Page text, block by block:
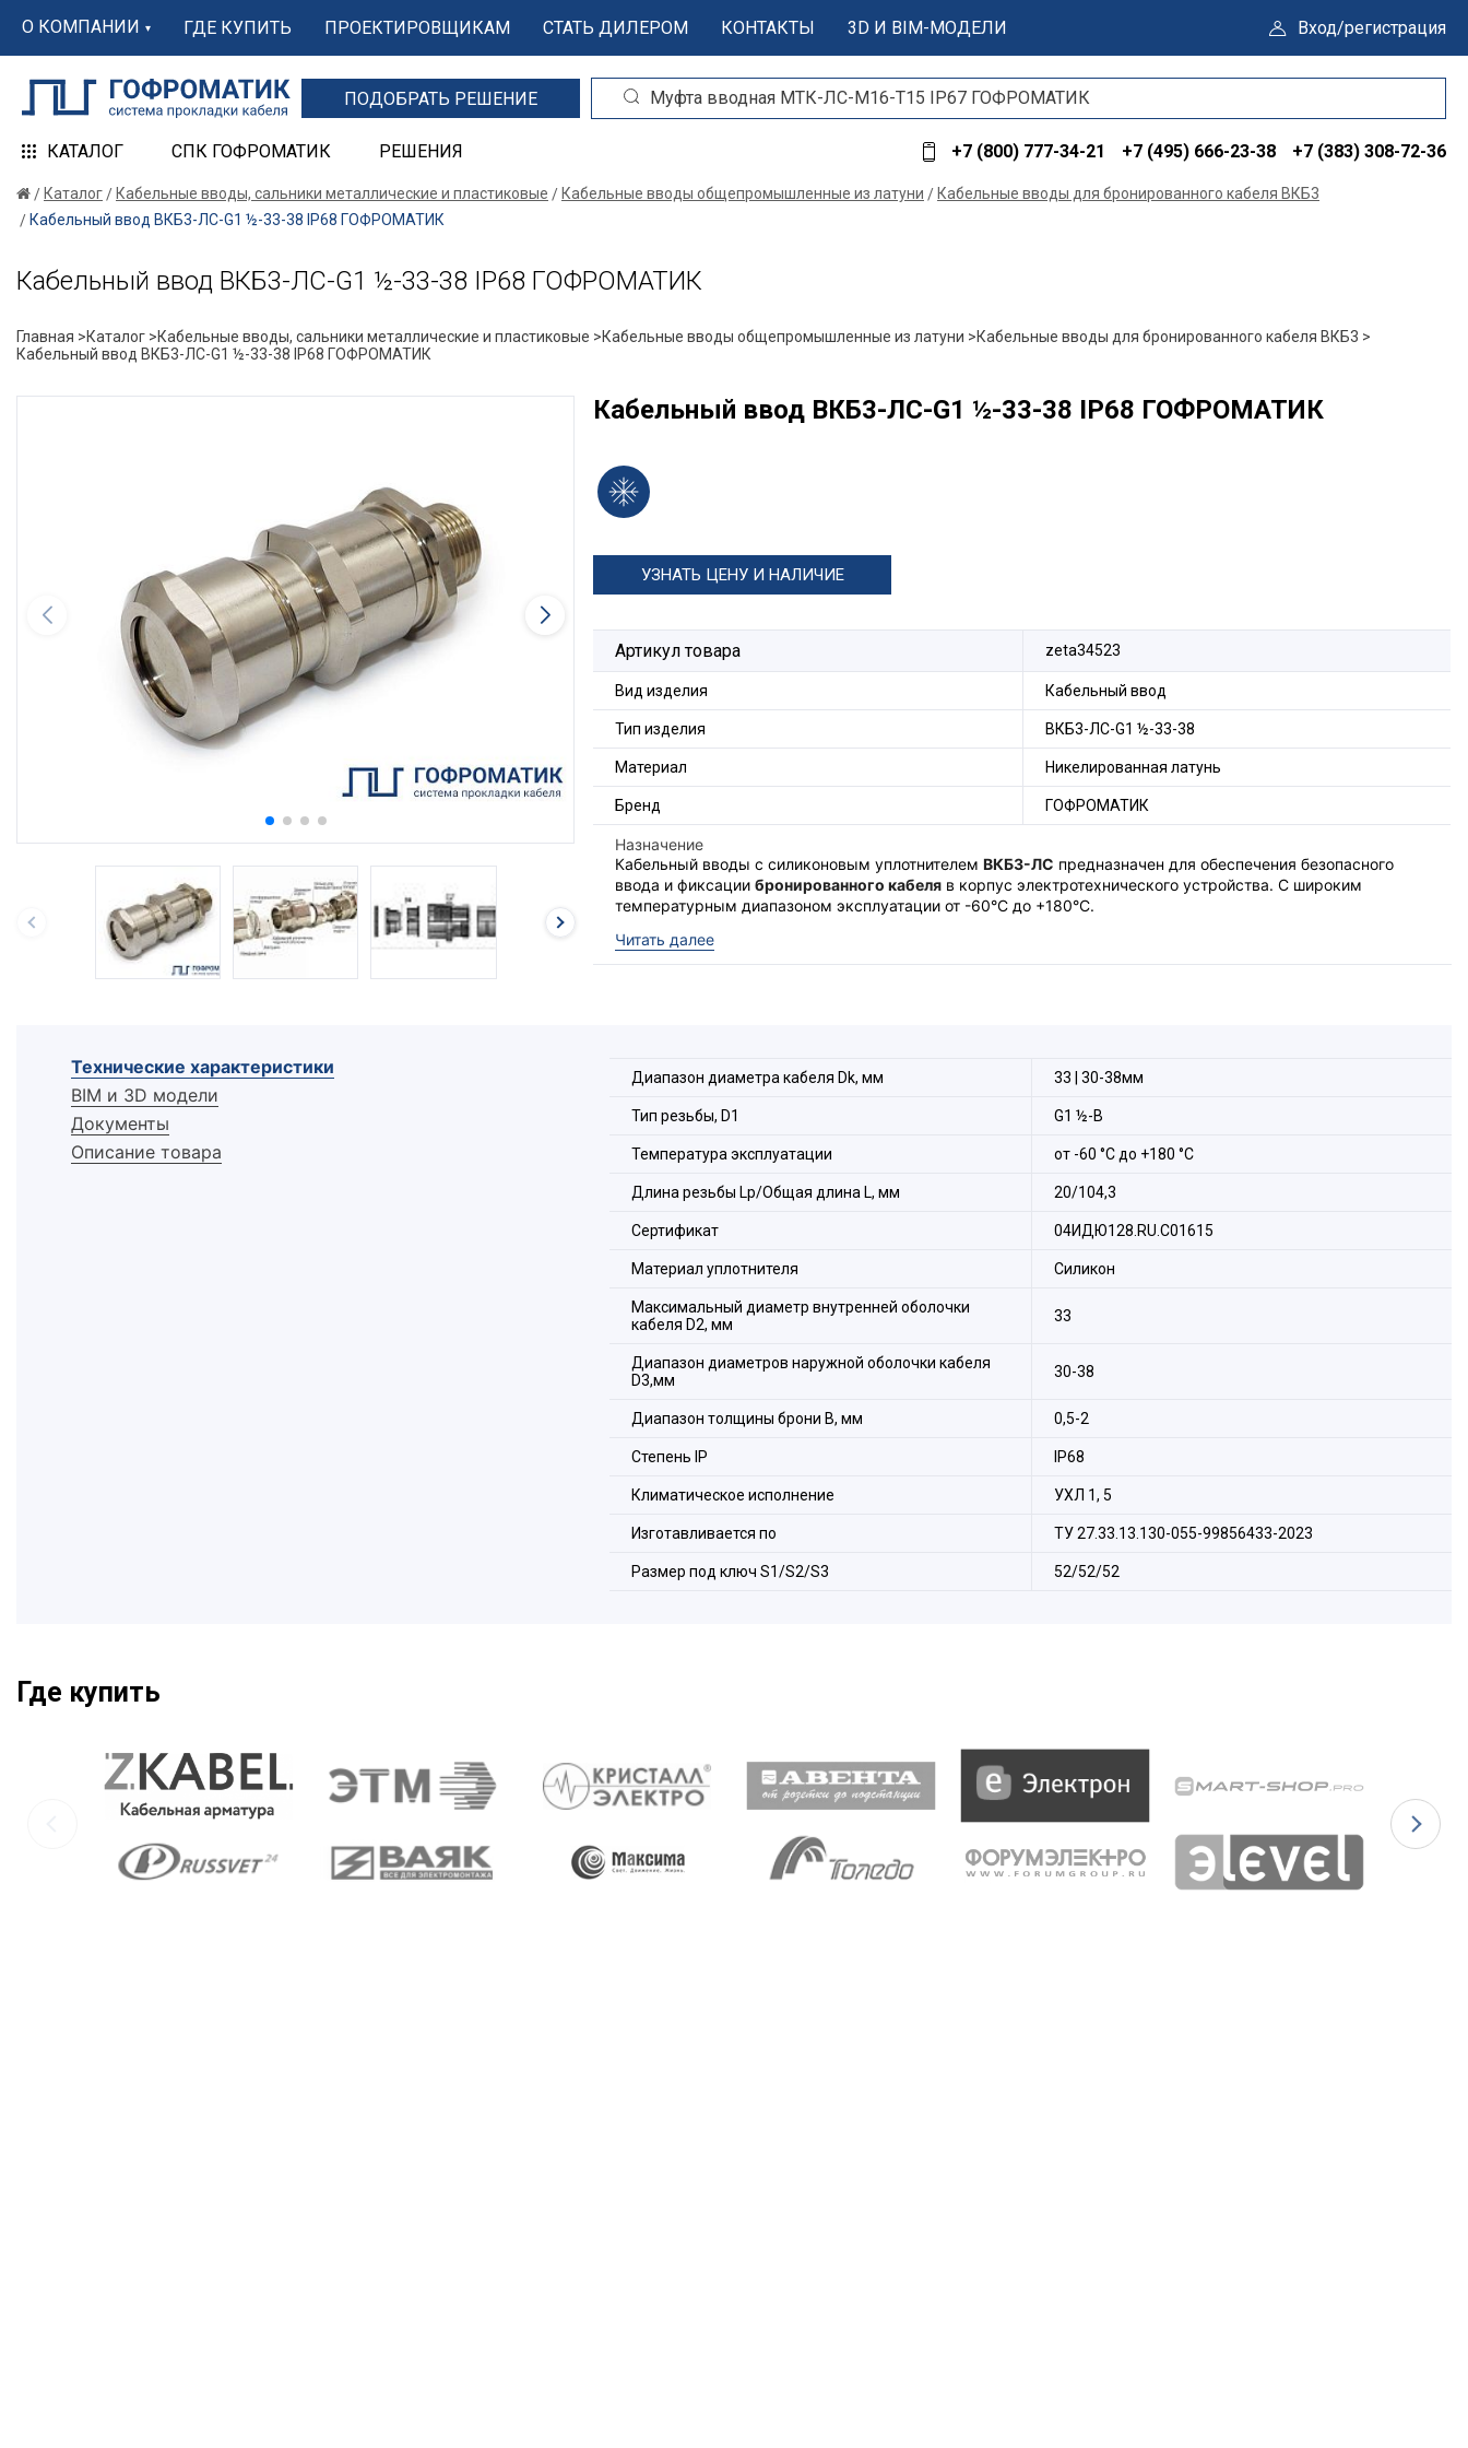
О КОМПАНИИ ГДЕ КУПИТЬ ПРОЕКТИРОВЩИКАМ СТАТЬ ДИЛЕРОМ КОНТАКТЫ 3D И BIM-МОДЕЛИ Вход/регистрация
ПОДОБРАТЬ РЕШЕНИЕ
КАТАЛОГ СПК ГОФРОМАТИК РЕШЕНИЯ +7 (800) 777-34-21 +7 (495) 666-23-38 +7 (383) 308-72-36
Каталог Кабельные вводы, сальники металлические и пластиковые Кабельные вводы общепромышленные из латуни
Кабельные вводы для бронированного кабеля ВКБ3
Кабельный ввод ВКБ3-ЛС-G1 ½-33-38 IP68 ГОФРОМАТИК
Кабельный ввод ВКБ3-ЛС-G1 ½-33-38 IP68 ГОФРОМАТИК
Главная >Каталог >Кабельные вводы, сальники металлические и пластиковые >Кабельные вводы общепромышленные из латуни >Кабельные вводы для бронированного кабеля ВКБ3 >
Кабельный ввод ВКБ3-ЛС-G1 ½-33-38 IP68 ГОФРОМАТИК
Кабельный ввод ВКБ3-ЛС-G1 ½-33-38 IP68 ГОФРОМАТИК
УЗНАТЬ ЦЕНУ И НАЛИЧИЕ
Артикул товара zeta34523
Вид изделия Кабельный ввод
Тип изделия ВКБ3-ЛС-G1 ½-33-38
Материал Никелированная латунь
Бренд ГОФРОМАТИК
Назначение
Кабельный вводы с силиконовым уплотнителемВКБ3-ЛС предназначен для обеспечения безопасного
ввода и фиксациибронированного кабеля в корпус электротехнического устройства. С широким
температурным диапазоном эксплуатации от -60°С до +180°С.
Ввод выполняет функцию удерживающего устройства и функцию поддержания заявленной степени
Читать далее
Технические характеристики
BIM и 3D модели
Документы
Описание товара
Диапазон диаметра кабеля Dk, мм 33 | 30-38мм
Тип резьбы, D1 G1 ½-B
Температура эксплуатации от -60 °С до +180 °С
Длина резьбы Lp/Общая длина L, мм 20/104,3
Сертификат 04ИДЮ128.RU.С01615
Материал уплотнителя Силикон
Максимальный диаметр внутренней оболочки
кабеля D2, мм
33
Диапазон диаметров наружной оболочки кабеля
D3,мм
30-38
Диапазон толщины брони В, мм 0,5-2
Степeнь IP IP68
Климатическое исполнение УХЛ 1, 5
Изготавливается по ТУ 27.33.13.130-055-99856433-2023
Размер под ключ S1/S2/S3 52/52/52
Где купить